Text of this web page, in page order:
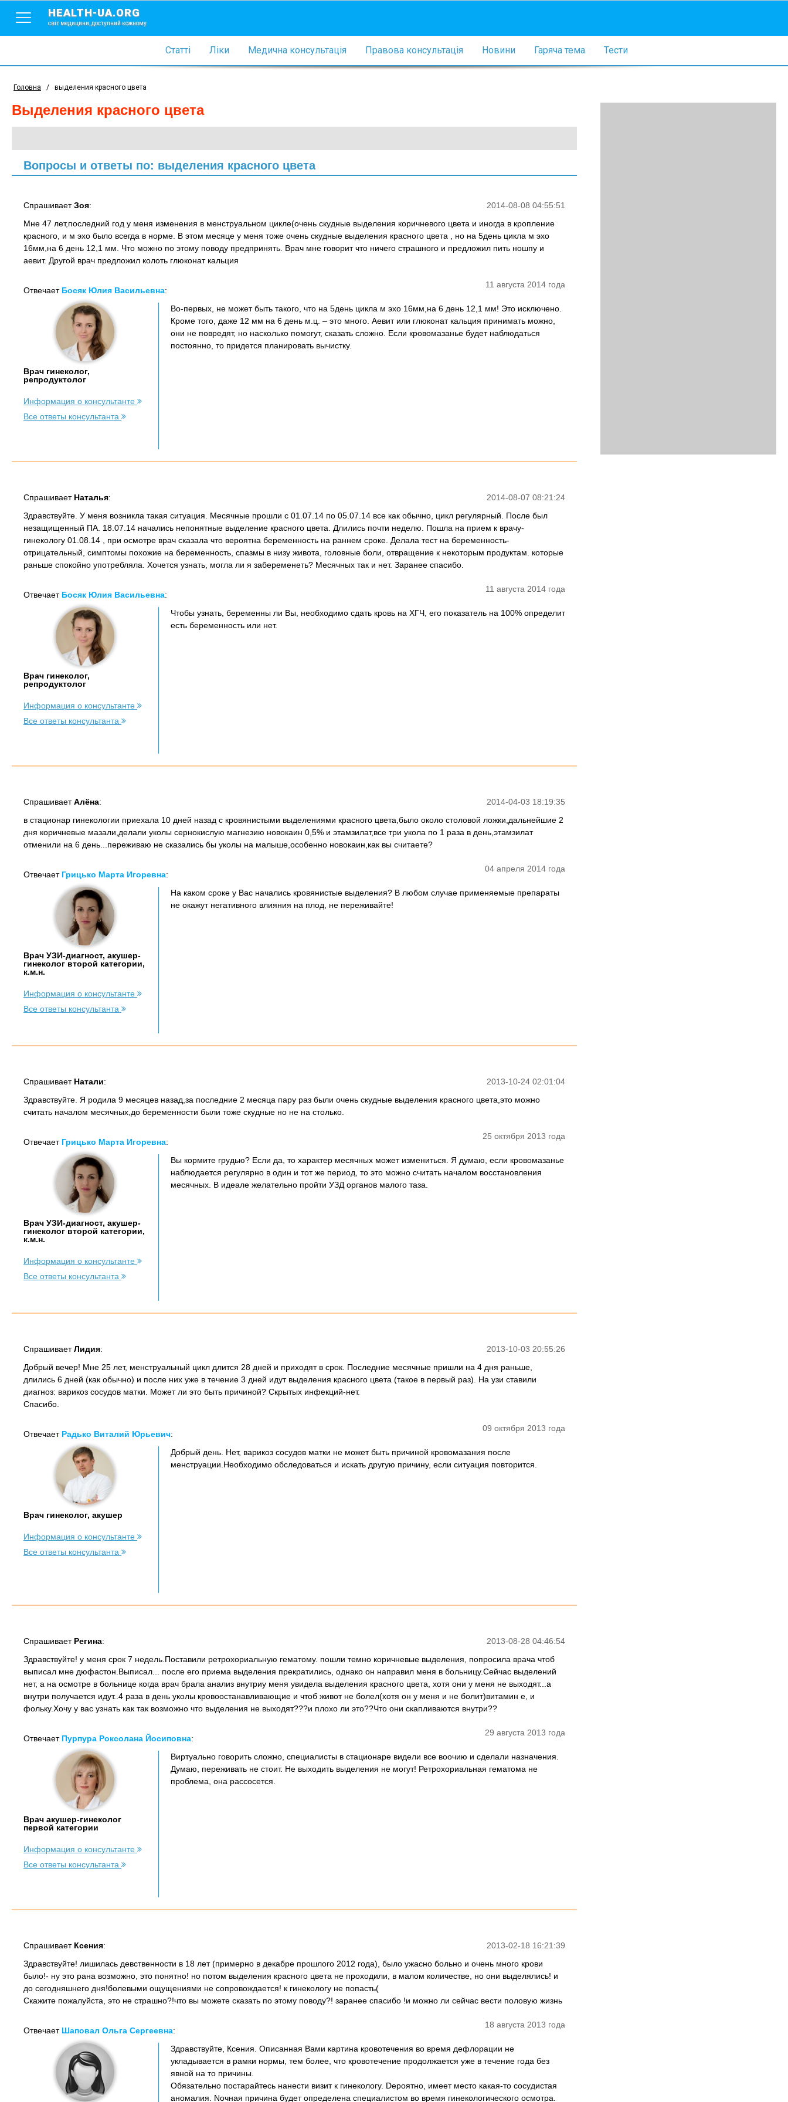
HEALTH-UA.ORG
світ медицини, доступний кожному
Статті Ліки Медична консультація Правова консультація Новини Гаряча тема Тести
Головна / выделения красного цвета
выделения красного цвета
Вопросы и ответы по: выделения красного цвета
2014-08-08 04:55:51
СпрашиваетЗоя:
Мне 47 лет,последний год у меня изменения в менструальном цикле(очень скудные выделения коричневого цвета и иногда в кропление
красного, и м эхо было всегда в норме. В этом месяце у меня тоже очень скудные выделения красного цвета , но на 5день цикла м эхо
16мм,на 6 день 12,1 мм. Что можно по этому поводу предпринять. Врач мне говорит что ничего страшного и предложил пить ношпу и
аевит. Другой врач предложил колоть глюконат кальция
11 августа 2014 года
Отвечает Босяк Юлия Васильевна:
Врач гинеколог,
репродуктолог
Информация о консультанте
Все ответы консультанта
Во-первых, не может быть такого, что на 5день цикла м эхо 16мм,на 6 день 12,1 мм! Это исключено.
Кроме того, даже 12 мм на 6 день м.ц. – это много. Аевит или глюконат кальция принимать можно,
они не повредят, но насколько помогут, сказать сложно. Если кровомазанье будет наблюдаться
постоянно, то придется планировать вычистку.
2014-08-07 08:21:24
Спрашивает Наталья:
Здравствуйте. У меня возникла такая ситуация. Месячные прошли с 01.07.14 по 05.07.14 все как обычно, цикл регулярный. После был
незащищенный ПА. 18.07.14 начались непонятные выделение красного цвета. Длились почти неделю. Пошла на прием к врачу-
гинекологу 01.08.14 , при осмотре врач сказала что вероятна беременность на раннем сроке. Делала тест на беременность-
отрицательный, симптомы похожие на беременность, спазмы в низу живота, головные боли, отвращение к некоторым продуктам. которые
раньше спокойно употребляла. Хочется узнать, могла ли я забеременеть? Месячных так и нет. Заранее спасибо.
11 августа 2014 года
Отвечает Босяк Юлия Васильевна:
Врач гинеколог,
репродуктолог
Информация о консультанте
Все ответы консультанта
Чтобы узнать, беременны ли Вы, необходимо сдать кровь на ХГЧ, его показатель на 100% определит
есть беременность или нет.
2014-04-03 18:19:35
СпрашиваетАлёна:
в стационар гинекологии приехала 10 дней назад с кровянистыми выделениями красного цвета,было около столовой ложки,дальнейшие 2
дня коричневые мазали,делали уколы сернокислую магнезию новокаин 0,5% и этамзилат,все три укола по 1 раза в день,этамзилат
отменили на 6 день...переживаю не сказались бы уколы на малыше,особенно новокаин,как вы считаете?
04 апреля 2014 года
Отвечает Грицько Марта Игоревна:
Врач УЗИ-диагност, акушер-
гинеколог второй категории,
к.м.н.
Информация о консультанте
Все ответы консультанта
На каком сроке у Вас начались кровянистые выделения? В любом случае применяемые препараты
не окажут негативного влияния на плод, не переживайте!
2013-10-24 02:01:04
Спрашивает Натали:
Здравствуйте. Я родила 9 месяцев назад,за последние 2 месяца пару раз были очень скудные выделения красного цвета,это можно
считать началом месячных,до беременности были тоже скудные но не на столько.
25 октября 2013 года
Отвечает Грицько Марта Игоревна:
Врач УЗИ-диагност, акушер-
гинеколог второй категории,
к.м.н.
Информация о консультанте
Все ответы консультанта
Вы кормите грудью? Если да, то характер месячных может измениться. Я думаю, если кровомазанье
наблюдается регулярно в один и тот же период, то это можно считать началом восстановления
месячных. В идеале желательно пройти УЗД органов малого таза.
2013-10-03 20:55:26
СпрашиваетЛидия:
Добрый вечер! Мне 25 лет, менструальный цикл длится 28 дней и приходят в срок. Последние месячные пришли на 4 дня раньше,
длились 6 дней (как обычно) и после них уже в течение 3 дней идут выделения красного цвета (такое в первый раз). На узи ставили
диагноз: варикоз сосудов матки. Может ли это быть причиной? Скрытых инфекций-нет.
Спасибо.
09 октября 2013 года
Отвечает Радько Виталий Юрьевич:
Врач гинеколог, акушер
Информация о консультанте
Все ответы консультанта
Добрый день. Нет, варикоз сосудов матки не может быть причиной кровомазания после
менструации.Необходимо обследоваться и искать другую причину, если ситуация повторится.
2013-08-28 04:46:54
Спрашивает Регина:
Здравствуйте! у меня срок 7 недель.Поставили ретрохориальную гематому. пошли темно коричневые выделения, попросила врача чтоб
выписал мне дюфастон.Выписал... после его приема выделения прекратились, однако он направил меня в больницу.Сейчас выделений
нет, а на осмотре в больнице когда врач брала анализ внутриу меня увидела выделения красного цвета, хотя они у меня не выходят...а
внутри получается идут..4 раза в день уколы кровоостанавливающие и чтоб живот не болел(хотя он у меня и не болит)витамин е, и
фольку.Хочу у вас узнать как так возможно что выделения не выходят???и плохо ли это??Что они скапливаются внутри??
29 августа 2013 года
Отвечает Пурпура Роксолана Йосиповна:
Врач акушер-гинеколог
первой категории
Информация о консультанте
Все ответы консультанта
Виртуально говорить сложно, специалисты в стационаре видели все воочию и сделали назначения.
Думаю, переживать не стоит. Не выходить выделения не могут! Ретрохориальная гематома не
проблема, она рассосется.
2013-02-18 16:21:39
Спрашивает Ксения:
Здравствуйте! лишилась девственности в 18 лет (примерно в декабре прошлого 2012 года), было ужасно больно и очень много крови
было!- ну это рана возможно, это понятно! но потом выделения красного цвета не проходили, в малом количестве, но они выделялись! и
до сегодняшнего дня!болевыми ощущениями не сопровождается! к гинекологу не попасть(
Скажите пожалуйста, это не страшно?!что вы можете сказать по этому поводу?! заранее спасибо !и можно ли сейчас вести половую жизнь
18 августа 2013 года
Отвечает Шаповал Ольга Сергеевна:
Здравствуйте, Ксения. Описанная Вами картина кровотечения во время дефлорации не
укладывается в рамки нормы, тем более, что кровотечение продолжается уже в течение года без
явной на то причины.
Обязательно постарайтесь нанести визит к гинекологу. Dероятно, имеет место какая-то сосудистая
аномалия. Nочная причина будет определена специалистом во время гинекологического осмотра.